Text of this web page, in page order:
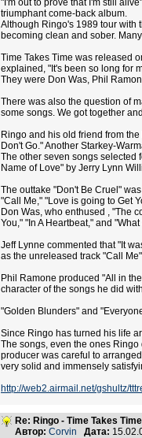
"I'm out to prove that I'm still
triumphant come-back album.
Although Ringo's 1989 tour with
becoming clean and sober.
Time Takes Time was released
explained, "It's been so long for
They were Don Was, Phil
There was also the question of
some songs. We got together
Ringo and his old friend from
Don't Go." Another Starkey-
The other seven songs selected
Name of Love" by Jerry Lynn
The outtake "Don't Be Cruel"
"Call Me," "Love is going to Get
Don Was, who enthused , "The
You," "In A Heartbeat," and
Jeff Lynne commented that "It
as the unreleased track "Call
Phil Ramone produced "All in
character of the songs he did
"Golden Blunders" and
Since Ringo has turned his life
The songs, even the ones
producer was careful to
very solid and immensely
http://web2.airmail.net/gshultz/
Re: Ringo - Time Takes Time
Автор: Corvin Дата: